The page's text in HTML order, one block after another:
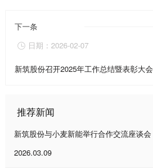
下一条
 日期：2026-02-07
新筑股份召开2025年工作总结暨表彰大会
推荐新闻
新筑股份与小麦新能举行合作交流座谈会
2026.03.09